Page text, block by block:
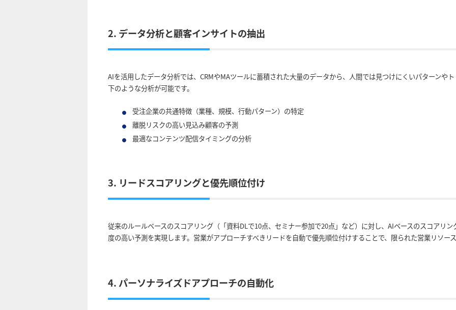
2. データ分析と顧客インサイトの抽出
AIを活用したデータ分析では、CRMやMAツールに蓄積された大量のデータから、人間では見つけにくいパターンや
下のような分析が可能です。
受注企業の共通特徴（業種、規模、行動パターン）の特定
離脱リスクの高い見込み顧客の予測
最適なコンテンツ配信タイミングの分析
3. リードスコアリングと優先順位付け
従来のルールベースのスコアリング（「資料DLで10点、セミナー参加で20点」など）に対し、AIベースのスコアリ
度の高い予測を実現します。営業がアプローチすべきリードを自動で優先順位付けすることで、限られた営業リソー
4. パーソナライズドアプローチの自動化